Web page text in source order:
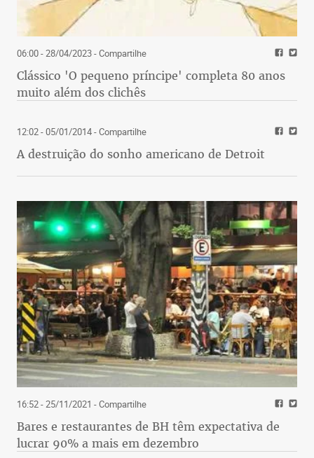
06:00 - 28/04/2023- Compartilhe
Clássico 'O pequeno príncipe' completa 80 anos
muito além dos clichês
12:02 - 05/01/2014- Compartilhe
A destruição do sonho americano de Detroit
16:52 - 25/11/2021 - Compartilhe
Bares e restaurantes de BH têm expectativa de
lucrar 90% a mais em dezembro